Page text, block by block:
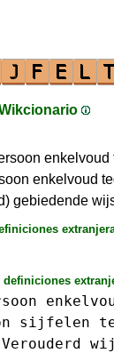
enkelvoud
gebiedende
definiciones
sijfelen
Verouderd